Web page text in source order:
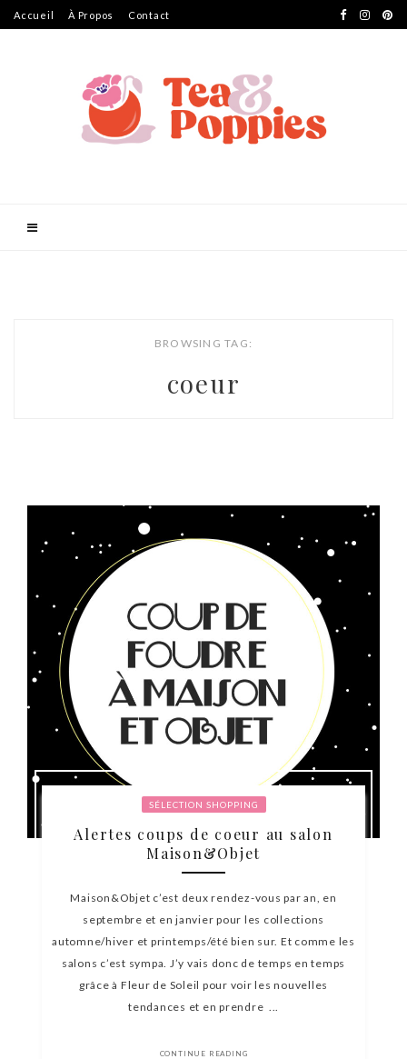
Accueil À Propos Contact
BROWSING TAG:
coeur
SÉLECTION SHOPPING
Alertes coups de coeur au salon
Maison&Objet
Maison&Objet c’est deux rendez-vous par an, en
septembre et en janvier pour les collections
automne/hiver et printemps/été bien sur. Et comme les
salons c’est sympa. J’y vais donc de temps en temps
grâce à Fleur de Soleil pour voir les nouvelles
tendances et en prendre ...
CONTINUE READING